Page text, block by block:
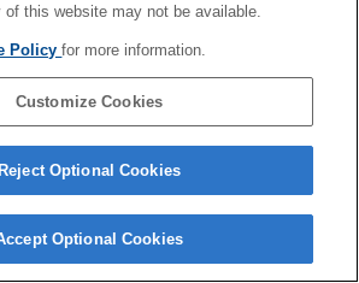
Copyright 2026 Sony Corporation
this website may not be available.
Policyfor more information.
Customize Cookies
Reject Optional Cookies
Optional Cookies